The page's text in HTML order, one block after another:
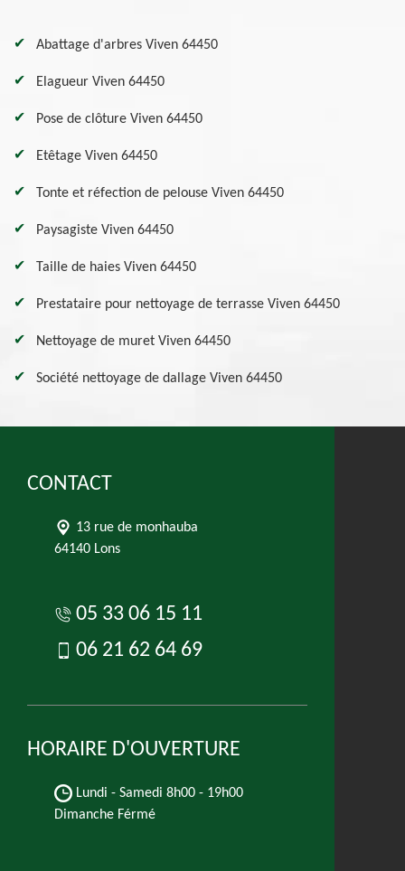
Abattage d'arbres Viven 64450
Elagueur Viven 64450
Pose de clôture Viven 64450
Etêtage Viven 64450
Tonte et réfection de pelouse Viven 64450
Paysagiste Viven 64450
Taille de haies Viven 64450
Prestataire pour nettoyage de terrasse Viven 64450
Nettoyage de muret Viven 64450
Société nettoyage de dallage Viven 64450
CONTACT
13 rue de monhauba
64140 Lons
05 33 06 15 11
06 21 62 64 69
HORAIRE D'OUVERTURE
Lundi - Samedi 8h00 - 19h00
Dimanche Férmé